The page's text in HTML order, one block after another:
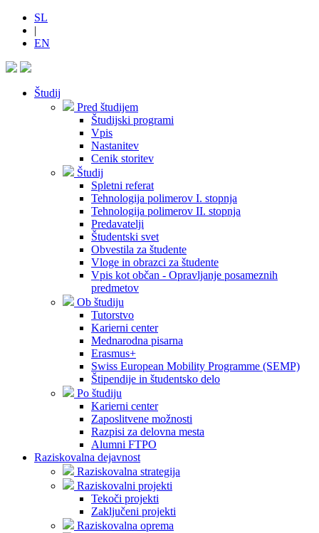
SL
|
EN
Študij
Pred študijem
Študijski programi
Vpis
Nastanitev
Cenik storitev
Študij
Spletni referat
Tehnologija polimerov I. stopnja
Tehnologija polimerov II. stopnja
Predavatelji
Študentski svet
Obvestila za študente
Vloge in obrazci za študente
Vpis kot občan - Opravljanje posameznih
predmetov
Ob študiju
Tutorstvo
Karierni center
Mednarodna pisarna
Erasmus+
Swiss European Mobility Programme (SEMP)
Štipendije in študentsko delo
Po študiju
Karierni center
Zaposlitvene možnosti
Razpisi za delovna mesta
Alumni FTPO
Raziskovalna dejavnost
Raziskovalna strategija
Raziskovalni projekti
Tekoči projekti
Zaključeni projekti
Raziskovalna oprema